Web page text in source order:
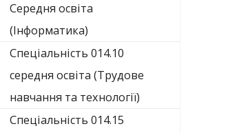
Середня освіта
(Інформатика)
Спеціальність 014.10
середня освіта (Трудове
навчання та технології)
Спеціальність 014.15